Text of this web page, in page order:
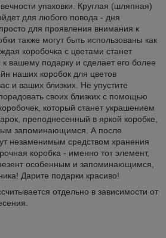
упаковки. Круглая (шляпная)
для любого повода - дня
для проявления внимания к
также могут быть использованы как
коробочка с цветами станет
вашему подарку и сделает его более
наших коробок для цветов
и ваших близких. Не упустите
своих близких с помощью
который станет украшением
преподнесенный в яркой коробке,
запоминающимся. А после
незаменимым средством хранения
коробка - именно тот элемент,
особенным и запоминающимся,
Дарите подарки красиво!
отдельно в зависимости от